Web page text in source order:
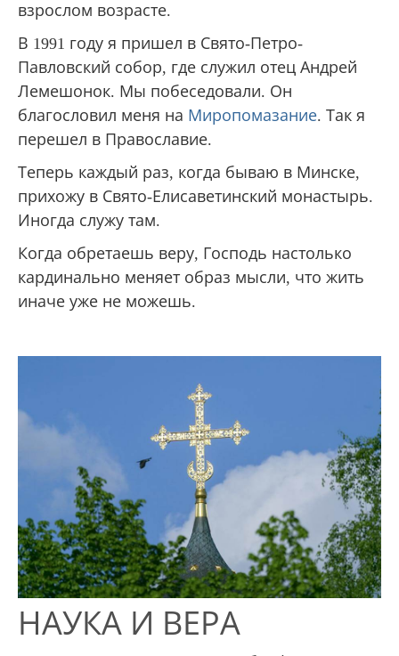
взрослом возрасте.
В 1991 году я пришел в Свято-Петро-
Павловский собор, где служил отец Андрей
Лемешонок. Мы побеседовали. Он
благословил меня на Миропомазание. Так я
перешел в Православие.
Теперь каждый раз, когда бываю в Минске,
прихожу в Свято-Елисаветинский монастырь.
Иногда служу там.
Когда обретаешь веру, Господь настолько
кардинально меняет образ мысли, что жить
иначе уже не можешь.
НАУКА И ВЕРА